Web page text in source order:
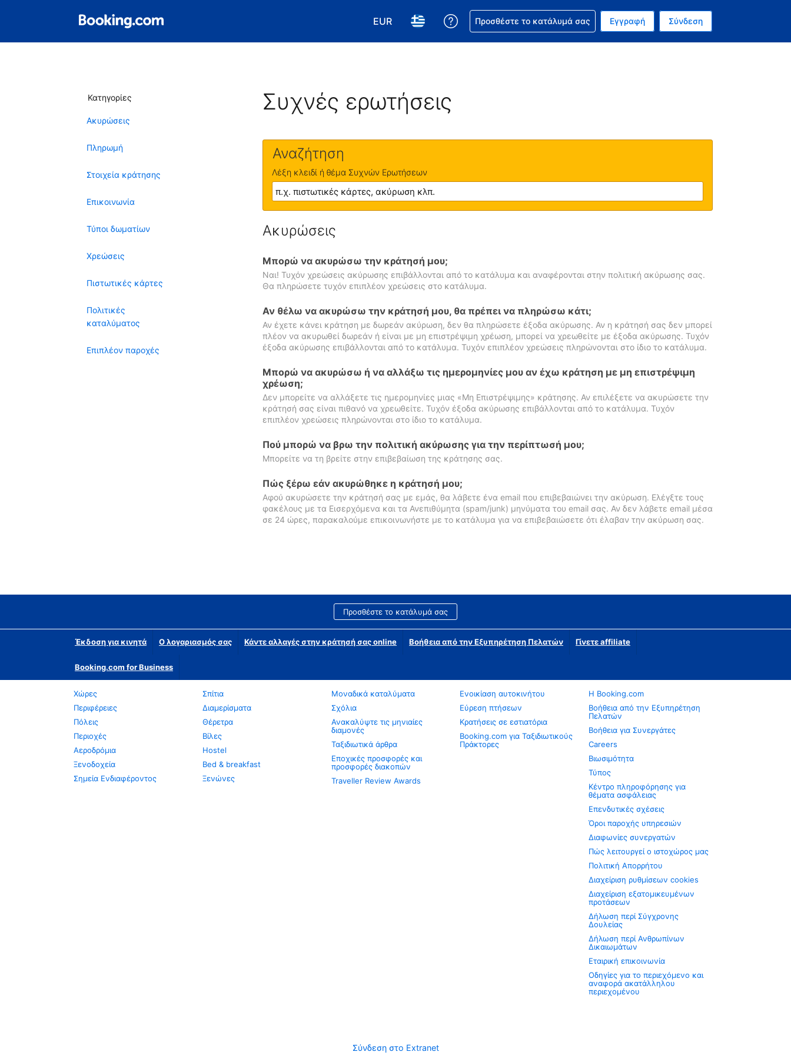
EUR
Επιλέξτε το νόμισμά σας. Το τωρινό σας νόμισμα είναι Ευρώ
Επιλέξτε τη γλώσσα σας. Η τωρινή σας γλώσσα είναι τα Ελληνικά
Βοήθεια για την κράτησή σας
Προσθέστε το κατάλυμά σας Εγγραφή Σύνδεση
Κατηγορίες
Ακυρώσεις
Πληρωμή
Στοιχεία κράτησης
Επικοινωνία
Τύποι δωματίων
Χρεώσεις
Πιστωτικές κάρτες
Πολιτικές
καταλύματος
Επιπλέον παροχές
Συχνές ερωτήσεις
Αναζήτηση
Λέξη κλειδί ή θέμα Συχνών Ερωτήσεων
Ακυρώσεις
Μπορώ να ακυρώσω την κράτησή μου;
Ναι! Τυχόν χρεώσεις ακύρωσης επιβάλλονται από το κατάλυμα και αναφέρονται στην πολιτική ακύρωσης σας.
Θα πληρώσετε τυχόν επιπλέον χρεώσεις στο κατάλυμα.
Αν θέλω να ακυρώσω την κράτησή μου, θα πρέπει να πληρώσω κάτι;
Αν έχετε κάνει κράτηση με δωρεάν ακύρωση, δεν θα πληρώσετε έξοδα ακύρωσης. Αν η κράτησή σας δεν μπορεί
πλέον να ακυρωθεί δωρεάν ή είναι με μη επιστρέψιμη χρέωση, μπορεί να χρεωθείτε με έξοδα ακύρωσης. Τυχόν
έξοδα ακύρωσης επιβάλλονται από το κατάλυμα. Τυχόν επιπλέον χρεώσεις πληρώνονται στο ίδιο το κατάλυμα.
Μπορώ να ακυρώσω ή να αλλάξω τις ημερομηνίες μου αν έχω κράτηση με μη επιστρέψιμη
χρέωση;
Δεν μπορείτε να αλλάξετε τις ημερομηνίες μιας «Μη Επιστρέψιμης» κράτησης. Αν επιλέξετε να ακυρώσετε την
κράτησή σας είναι πιθανό να χρεωθείτε. Τυχόν έξοδα ακύρωσης επιβάλλονται από το κατάλυμα. Τυχόν
επιπλέον χρεώσεις πληρώνονται στο ίδιο το κατάλυμα.
Πού μπορώ να βρω την πολιτική ακύρωσης για την περίπτωσή μου;
Μπορείτε να τη βρείτε στην επιβεβαίωση της κράτησης σας.
Πώς ξέρω εάν ακυρώθηκε η κράτησή μου;
Αφού ακυρώσετε την κράτησή σας με εμάς, θα λάβετε ένα email που επιβεβαιώνει την ακύρωση. Ελέγξτε τους
φακέλους με τα Εισερχόμενα και τα Ανεπιθύμητα (spam/junk) μηνύματα του email σας. Αν δεν λάβετε email μέσα
σε 24 ώρες, παρακαλούμε επικοινωνήστε με το κατάλυμα για να επιβεβαιώσετε ότι έλαβαν την ακύρωση σας.
Προσθέστε το κατάλυμά σας
Έκδοση για κινητά Ο λογαριασμός σας Κάντε αλλαγές στην κράτησή σας online Βοήθεια από την Εξυπηρέτηση Πελατών Γίνετε affiliate
Booking.com for Business
Χώρες
Περιφέρειες
Πόλεις
Περιοχές
Αεροδρόμια
Ξενοδοχεία
Σημεία Ενδιαφέροντος
Σπίτια
Διαμερίσματα
Θέρετρα
Βίλες
Hostel
Bed & breakfast
Ξενώνες
Μοναδικά καταλύματα
Σχόλια
Ανακαλύψτε τις μηνιαίες
διαμονές
Ταξιδιωτικά άρθρα
Εποχικές προσφορές και
προσφορές διακοπών
Traveller Review Awards
Ενοικίαση αυτοκινήτου
Εύρεση πτήσεων
Κρατήσεις σε εστιατόρια
Booking.com για Ταξιδιωτικούς
Πράκτορες
Η Booking.com
Βοήθεια από την Εξυπηρέτηση
Πελατών
Βοήθεια για Συνεργάτες
Careers
Βιωσιμότητα
Τύπος
Κέντρο πληροφόρησης για
θέματα ασφάλειας
Επενδυτικές σχέσεις
Όροι παροχής υπηρεσιών
Διαφωνίες συνεργατών
Πώς λειτουργεί ο ιστοχώρος μας
Πολιτική Απορρήτου
Διαχείριση ρυθμίσεων cookies
Διαχείριση εξατομικευμένων
προτάσεων
Δήλωση περί Σύγχρονης
Δουλείας
Δήλωση περί Ανθρωπίνων
Δικαιωμάτων
Εταιρική επικοινωνία
Οδηγίες για το περιεχόμενο και
αναφορά ακατάλληλου
περιεχομένου
Σύνδεση στο Extranet